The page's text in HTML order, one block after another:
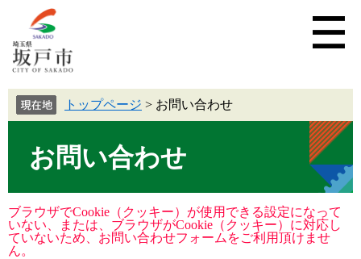
トップページ > お問い合わせ
お問い合わせ
ブラウザでCookie（クッキー）が使用できる設定になって
いない、または、ブラウザがCookie（クッキー）に対応し
ていないため、お問い合わせフォームをご利用頂けませ
ん。